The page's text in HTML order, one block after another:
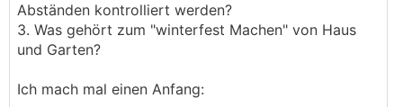
Abständen kontrolliert werden?
3. Was gehört zum "winterfest Machen" von Haus
und Garten?
Ich mach mal einen Anfang: